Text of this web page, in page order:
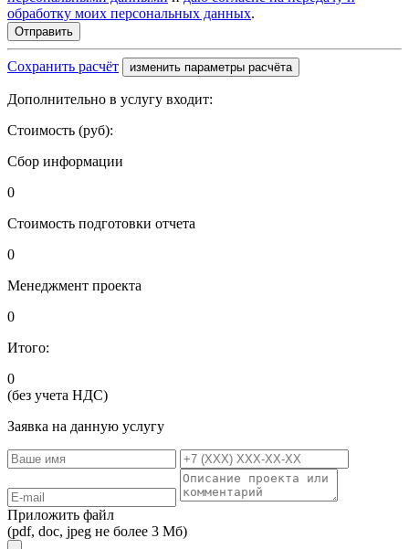
обработку моих персональных данных.
Сохранить расчёт изменить параметры расчёта
Дополнительно в услугу входит:
Стоимость (руб):
Сбор информации
0
Стоимость подготовки отчета
0
Менеджмент проекта
0
Итого:
0
(без учета НДС)
Заявка на данную услугу
Приложить файл
(pdf, doc, jpeg не более 3 Мб)